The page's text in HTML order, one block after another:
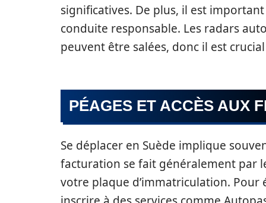
significatives. De plus, il est
conduite responsable. Les radars
peuvent être salées, donc il est
PÉAGES ET ACCÈS AUX
Se déplacer en Suède implique
facturation se fait généralement par
votre plaque d’immatriculation. Pour